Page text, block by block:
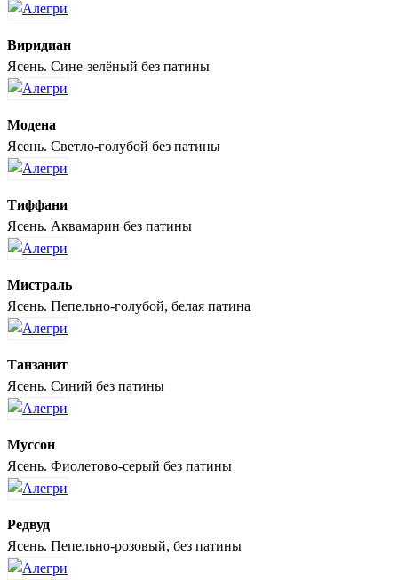
Виридиан
Ясень. Сине-зелёный без патины
Модена
Ясень. Светло-голубой без патины
Тиффани
Ясень. Аквамарин без патины
Мистраль
Ясень. Пепельно-голубой, белая патина
Танзанит
Ясень. Синий без патины
Муссон
Ясень. Фиолетово-серый без патины
Редвуд
Ясень. Пепельно-розовый, без патины